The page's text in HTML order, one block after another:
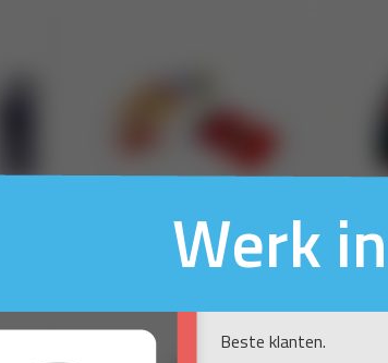
Werk
Beste klanten.